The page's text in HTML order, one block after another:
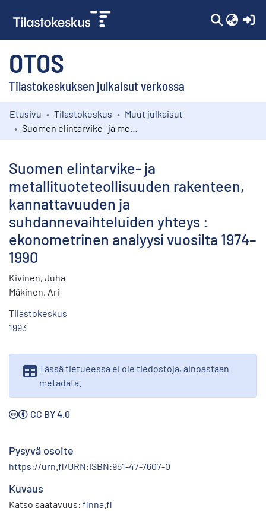
OTOS
Tilastokeskuksen julkaisut verkossa
Kokoelmat
Etusivu Tilastokeskus
Muut julkaisut
Suomen elintarvike- ja
metallituoteteollisuuden rakenteen,
kannattavuuden ja
suhdannevaihteluiden yhteys :
ekonometrinen analyysi vuosilta 1974–
1990
Kivinen, Juha
Mäkinen, Ari
Tilastokeskus
1993
Tässä tietueessa ei ole tiedostoja, ainoastaan
metadata.
CC BY 4.0
Pysyvä osoite
https://urn.fi/URN:ISBN:951-47-7607-0
Kuvaus
Katso saatavuus: finna.fi